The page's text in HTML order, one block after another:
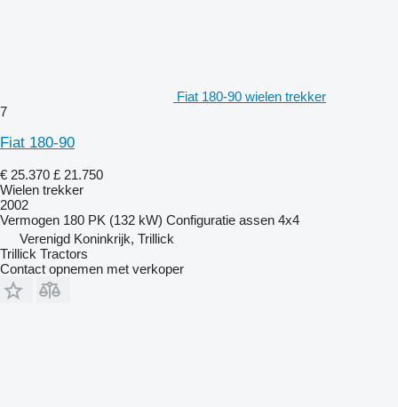
Fiat 180-90 wielen trekker
7
Fiat 180-90
€ 25.370 £ 21.750
Wielen trekker
2002
Vermogen 180 PK (132 kW) Configuratie assen 4x4
Verenigd Koninkrijk, Trillick
Trillick Tractors
Contact opnemen met verkoper